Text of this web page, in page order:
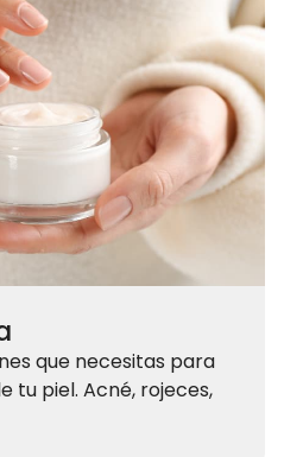
que necesitas para
tu piel. Acné, rojeces,